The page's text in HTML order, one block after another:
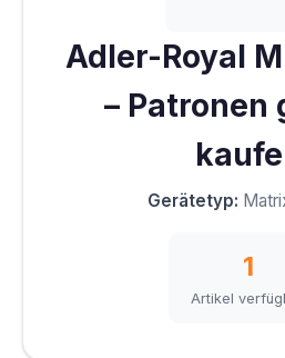
Adler-Royal
– Patronen
Gerätetyp:
1
Artikel